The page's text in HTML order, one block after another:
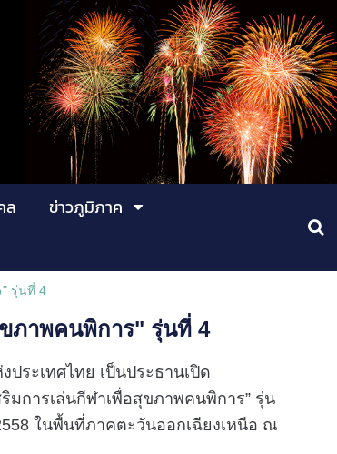
ล
ข่าวภูมิภาค
" รุ่นที่ 4
ขภาพคนพิการ" รุ่นที่ 4
ระเทศไทย เป็นประธานเปิด
มการเล่นกีฬาเพื่อสุขภาพคนพิการ” รุ่น
ในพื้นที่ภาคตะวันออกเฉียงเหนือ ณ